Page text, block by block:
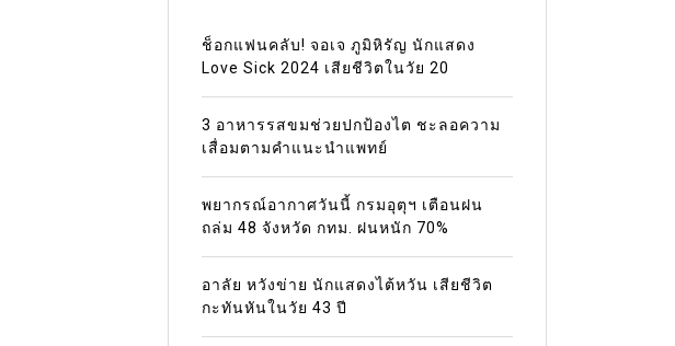
ช็อกแฟนคลับ! จอเจ ภูมิหิรัญ นักแสดง
Love Sick 2024 เสียชีวิตในวัย 20
3 อาหารรสขมช่วยปกป้องไต ชะลอความ
เสื่อมตามคำแนะนำแพทย์
พยากรณ์อากาศวันนี้ กรมอุตุฯ เตือนฝน
ถล่ม 48 จังหวัด กทม. ฝนหนัก 70%
อาลัย หวังข่าย นักแสดงไต้หวัน เสียชีวิต
กะทันหันในวัย 43 ปี